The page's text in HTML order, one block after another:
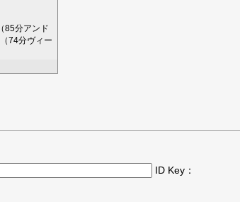
（85分アンド
（74分ヴィー
ID Key：